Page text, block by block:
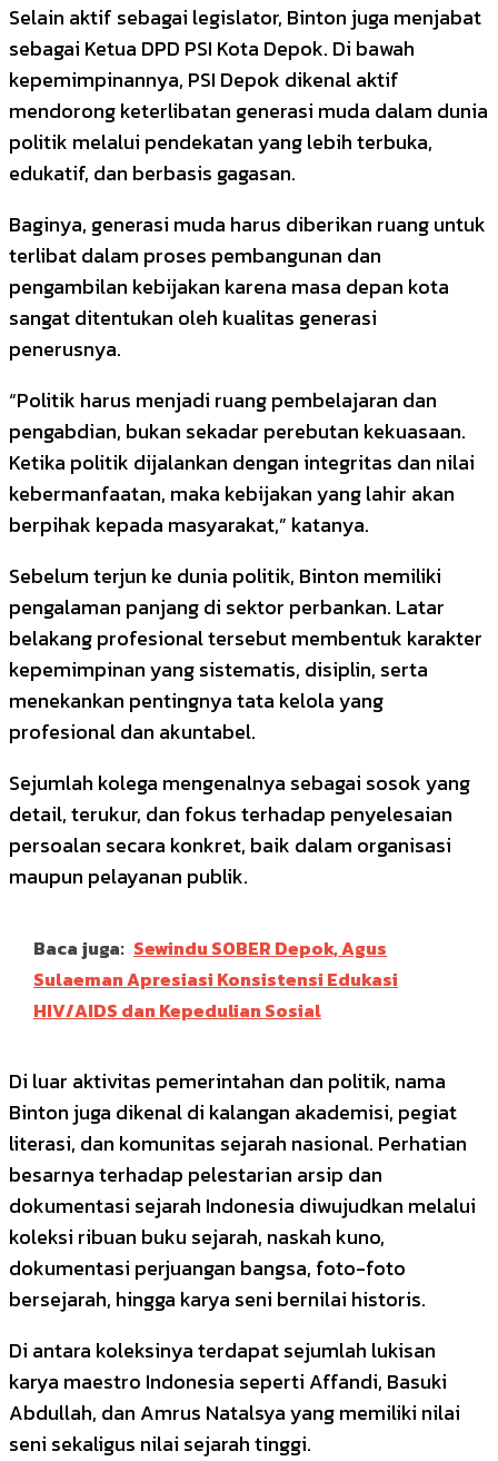
Selain aktif sebagai legislator, Binton juga menjabat
sebagai Ketua DPD PSI Kota Depok. Di bawah
kepemimpinannya, PSI Depok dikenal aktif
mendorong keterlibatan generasi muda dalam dunia
politik melalui pendekatan yang lebih terbuka,
edukatif, dan berbasis gagasan.
Baginya, generasi muda harus diberikan ruang untuk
terlibat dalam proses pembangunan dan
pengambilan kebijakan karena masa depan kota
sangat ditentukan oleh kualitas generasi
penerusnya.
“Politik harus menjadi ruang pembelajaran dan
pengabdian, bukan sekadar perebutan kekuasaan.
Ketika politik dijalankan dengan integritas dan nilai
kebermanfaatan, maka kebijakan yang lahir akan
berpihak kepada masyarakat,” katanya.
Sebelum terjun ke dunia politik, Binton memiliki
pengalaman panjang di sektor perbankan. Latar
belakang profesional tersebut membentuk karakter
kepemimpinan yang sistematis, disiplin, serta
menekankan pentingnya tata kelola yang
profesional dan akuntabel.
Sejumlah kolega mengenalnya sebagai sosok yang
detail, terukur, dan fokus terhadap penyelesaian
persoalan secara konkret, baik dalam organisasi
maupun pelayanan publik.
Baca juga: Sewindu SOBER Depok, Agus
Sulaeman Apresiasi Konsistensi Edukasi
HIV/AIDS dan Kepedulian Sosial
Di luar aktivitas pemerintahan dan politik, nama
Binton juga dikenal di kalangan akademisi, pegiat
literasi, dan komunitas sejarah nasional. Perhatian
besarnya terhadap pelestarian arsip dan
dokumentasi sejarah Indonesia diwujudkan melalui
koleksi ribuan buku sejarah, naskah kuno,
dokumentasi perjuangan bangsa, foto-foto
bersejarah, hingga karya seni bernilai historis.
Di antara koleksinya terdapat sejumlah lukisan
karya maestro Indonesia seperti Affandi, Basuki
Abdullah, dan Amrus Natalsya yang memiliki nilai
seni sekaligus nilai sejarah tinggi.